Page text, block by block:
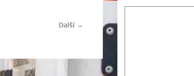
Další →